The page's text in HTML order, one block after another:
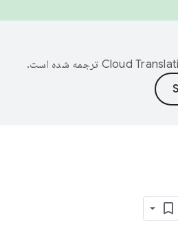
ترجمه شده است.